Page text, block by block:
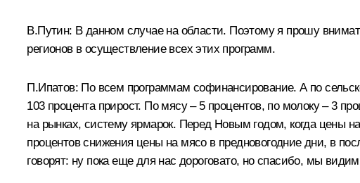
В.Путин: В данном случае на области. Поэтому я прошу
регионов в осуществление всех этих программ.
П.Ипатов: По всем программам софинансирование. А по
103 процента прирост. По мясу – 5 процентов, по молоку – 3
на рынках, систему ярмарок. Перед Новым годом, когда цены
процентов снижения цены на мясо в предновогодние дни, в
говорят: ну пока еще для нас дороговато, но спасибо, мы